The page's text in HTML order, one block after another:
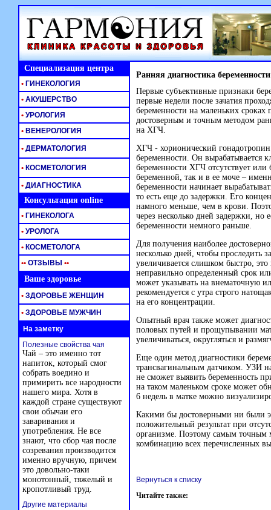
Специализация центра Ранняя диагностика беременности
Первые субъективные признаки
первые недели после зачатия
беременности на маленьких
достоверным и точным методом
на ХГЧ.
ХГЧ - хорионический гонадотропин
беременности. Он вырабатывается
беременности ХГЧ отсутствует
беременной, так и в ее моче –
беременности начинает
то есть еще до задержки. Его
намного меньше, чем в крови.
через несколько дней задержки, но
беременности немного раньше.
Для получения наиболее
несколько дней, чтобы проследить
увеличивается слишком быстро,
неправильно определенный срок
может указывать на внематочную
рекомендуется с утра строго
на его концентрации.
Опытный врач также может
половых путей и прощупывании
увеличиваться, округляться и
Еще один метод диагностики
трансвагинальным датчиком. УЗИ
не сможет выявить беременность
на таком маленьком сроке может
6 недель в матке можно
Какими бы достоверными ни были
положительный результат при
организме. Поэтому самым точным
комбинацию всех перечисленных
Вернуться к списку
Читайте также:
• ГИНЕКОЛОГИЯ
• АКУШЕРСТВО
• УРОЛОГИЯ
• ВЕНЕРОЛОГИЯ
• ДЕРМАТОЛОГИЯ
• КОСМЕТОЛОГИЯ
• ДИАГНОСТИКА
Консультация online
• ГИНЕКОЛОГА
• УРОЛОГА
• КОСМЕТОЛОГА
•• ОТЗЫВЫ ••
Ваше здоровье
• ЗДОРОВЬЕ ЖЕНЩИН
• ЗДОРОВЬЕ МУЖЧИН
На заметку
Полезные свойства чая
Чай – это именно тот
напиток, который смог
собрать воедино и
примирить все народности
нашего мира. Хотя в
каждой стране существуют
свои обычаи его
заваривания и
употребления. Не все
знают, что сбор чая после
созревания производится
именно вручную, причем
это довольно-таки
монотонный, тяжелый и
кропотливый труд.
Другие материалы